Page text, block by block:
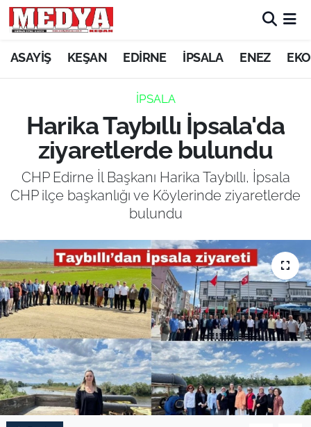
ASAYİŞ KEŞAN EDİRNE İPSALA ENEZ
İPSALA
Harika Taybıllı İpsala'da
ziyaretlerde bulundu
CHP Edirne İl Başkanı Harika Taybıllı, İpsala
CHP ilçe başkanlığı ve Köylerinde ziyaretlerde
bulundu
KEŞAN
ASAYİŞ
SİYASET
GÜNDEM
SAĞLIK
EĞİTİM
TARIM VE HAYVANCILIK
KÜLTÜR SANAT
RESMİ İLAN